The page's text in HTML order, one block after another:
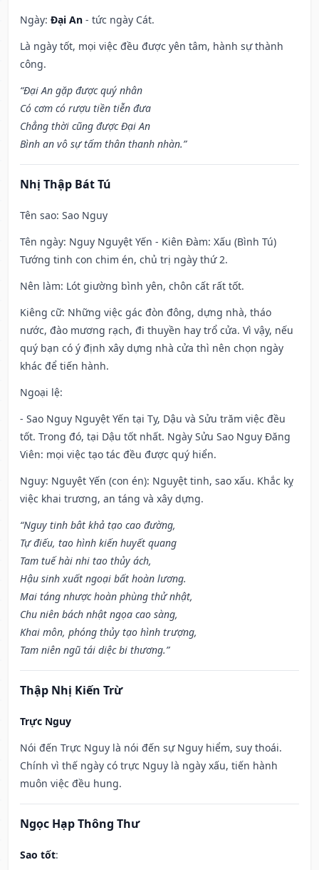
Ngày: Đại An - tức ngày Cát.
Là ngày tốt, mọi việc đều được yên tâm, hành sự thành
công.
“Đại An gặp được quý nhân
Có cơm có rượu tiền tiễn đưa
Chẳng thời cũng được Đại An
Bình an vô sự tấm thân thanh nhàn.”
Nhị Thập Bát Tú
Tên sao: Sao Nguy
Tên ngày: Nguy Nguyệt Yến - Kiên Đàm: Xấu (Bình Tú)
Tướng tinh con chim én, chủ trị ngày thứ 2.
Nên làm: Lót giường bình yên, chôn cất rất tốt.
Kiêng cữ: Những việc gác đòn đông, dựng nhà, tháo
nước, đào mương rạch, đi thuyền hay trổ cửa. Vì vậy, nếu
quý bạn có ý định xây dựng nhà cửa thì nên chọn ngày
khác để tiến hành.
Ngoại lệ:
- Sao Nguy Nguyệt Yến tại Tỵ, Dậu và Sửu trăm việc đều
tốt. Trong đó, tại Dậu tốt nhất. Ngày Sửu Sao Nguy Đăng
Viên: mọi việc tạo tác đều được quý hiển.
Nguy: Nguyệt Yến (con én): Nguyệt tinh, sao xấu. Khắc kỵ
việc khai trương, an táng và xây dựng.
“Nguy tinh bât khả tạo cao đường,
Tự điếu, tao hình kiến huyết quang
Tam tuế hài nhi tao thủy ách,
Hậu sinh xuất ngoại bất hoàn lương.
Mai táng nhược hoàn phùng thử nhật,
Chu niên bách nhật ngọa cao sàng,
Khai môn, phóng thủy tạo hình trượng,
Tam niên ngũ tái diệc bi thương.”
Thập Nhị Kiến Trừ
Trực Nguy
Nói đến Trực Nguy là nói đến sự Nguy hiểm, suy thoái.
Chính vì thế ngày có trực Nguy là ngày xấu, tiến hành
muôn việc đều hung.
Ngọc Hạp Thông Thư
Sao tốt: